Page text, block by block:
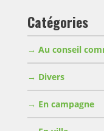
Catégories
Au conseil
Divers
En campagne